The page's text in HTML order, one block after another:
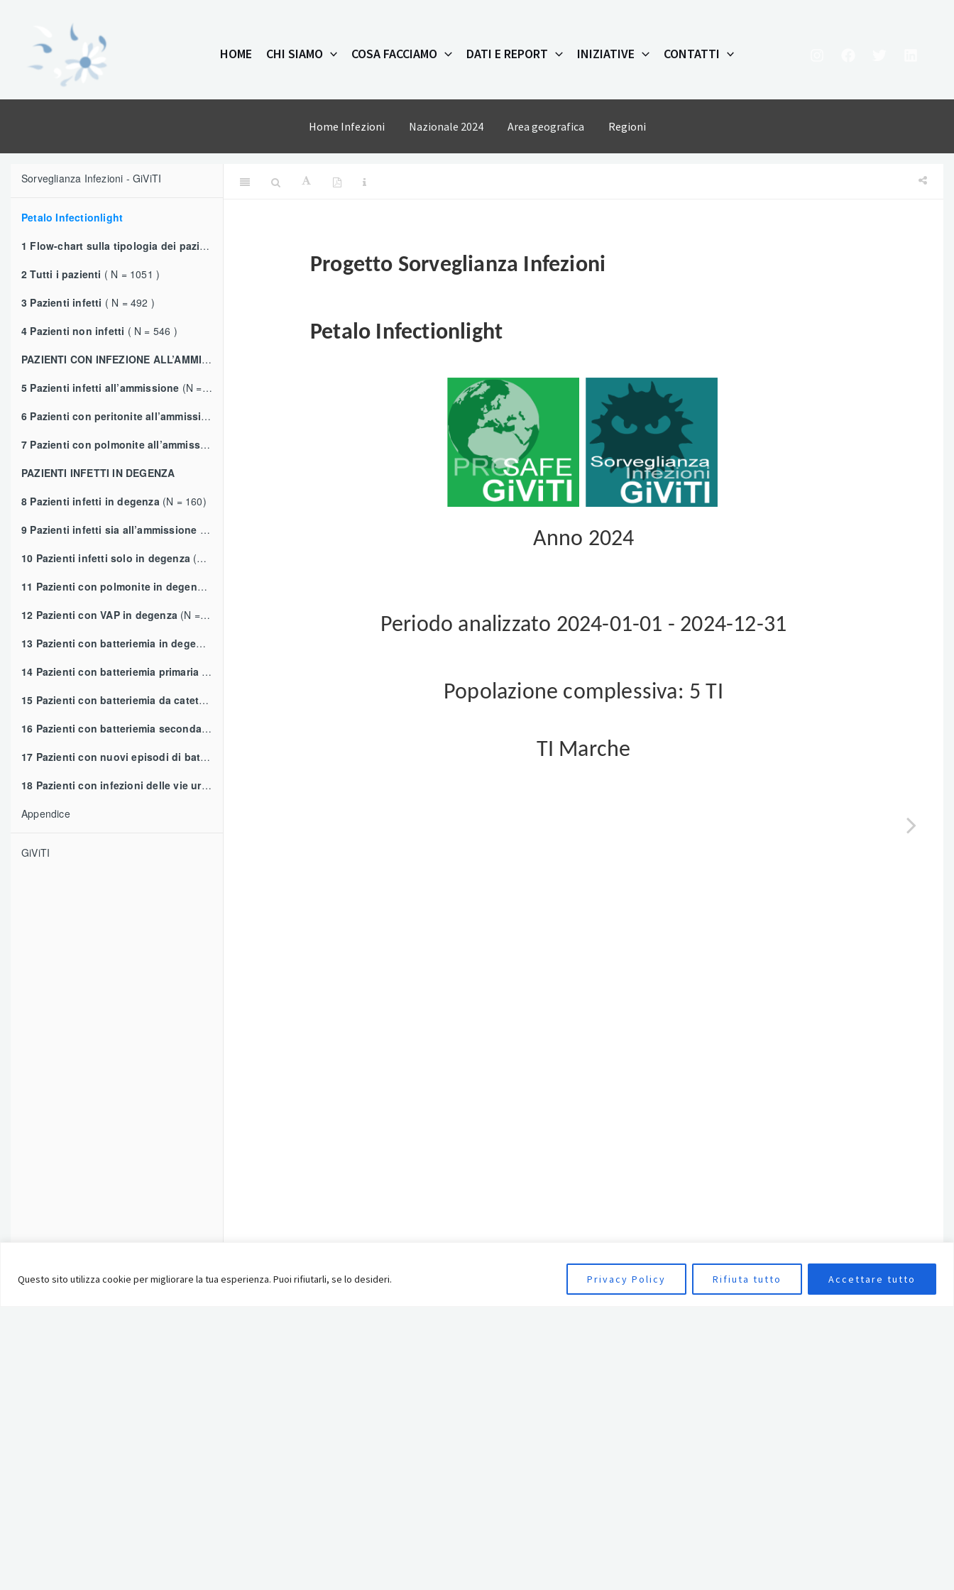
Questo sito utilizza cookie per migliorare la tua esperienza. Puoi rifiutarli, se lo desideri. Privacy Policy Rifiuta tutto Accettare tutto
contenuto
HOME CHI SIAMO COSA FACCIAMO DATI E REPORT INIZIATIVE CONTATTI
Home Infezioni Nazionale 2024 Area geografica Regioni